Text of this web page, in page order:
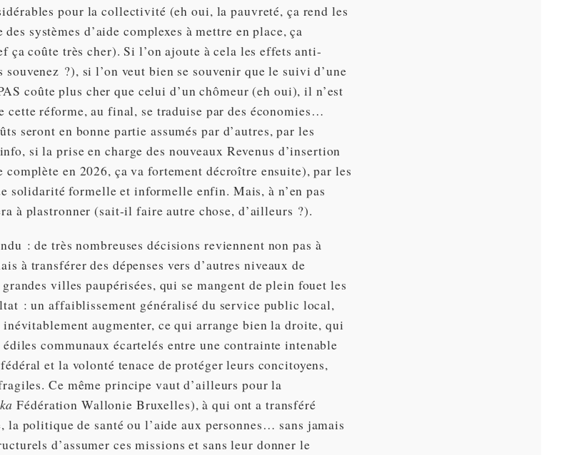
pour la collectivité (eh oui, la pauvreté, ça rend les
des systèmes d’aide complexes à mettre en place, ça
ça coûte très cher). Si l’on ajoute à cela les effets anti-
?), si l’on veut bien se souvenir que le suivi d’une
coûte plus cher que celui d’un chômeur (eh oui), il n’est
cette réforme, au final, se traduise par des économies…
seront en bonne partie assumés par d’autres, par les
si la prise en charge des nouveaux Revenus d’insertion
complète en 2026, ça va fortement décroître ensuite), par les
solidarité formelle et informelle enfin. Mais, à n’en pas
à plastronner (sait-il faire autre chose, d’ailleurs ?).
: de très nombreuses décisions reviennent non pas à
à transférer des dépenses vers d’autres niveaux de
villes paupérisées, qui se mangent de plein fouet les
: un affaiblissement généralisé du service public local,
augmenter, ce qui arrange bien la droite, qui
communaux écartelés entre une contrainte intenable
et la volonté tenace de protéger leurs concitoyens,
Ce même principe vaut d’ailleurs pour la
Fédération Wallonie Bruxelles), à qui ont a transféré
la politique de santé ou l’aide aux personnes… sans jamais
d’assumer ces missions et sans leur donner le